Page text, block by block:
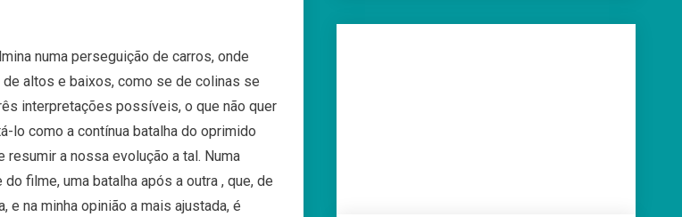
numa perseguição de carros, onde
altos e baixos, como se de colinas se
interpretações possíveis, o que não quer
lo como a contínua batalha do oprimido
a nossa evolução a tal. Numa
filme, uma batalha após a outra , que, de
na minha opinião a mais ajustada, é